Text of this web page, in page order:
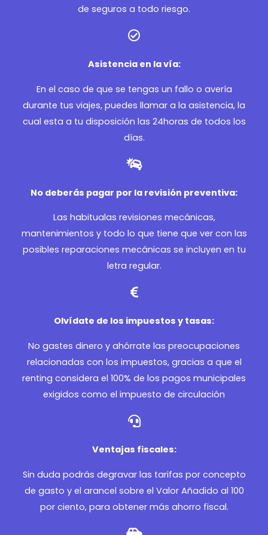
de seguros a todo riesgo.
Asistencia en la vía:
En el caso de que se tengas un fallo o avería
durante tus viajes, puedes llamar a la asistencia, la
cual esta a tu disposición las 24horas de todos los
días.
No deberás pagar por la revisión preventiva:
Las habitualas revisiones mecánicas,
mantenimientos y todo lo que tiene que ver con las
posibles reparaciones mecánicas se incluyen en tu
letra regular.
Olvídate de los impuestos y tasas:
No gastes dinero y ahórrate las preocupaciones
relacionadas con los impuestos, gracias a que el
renting considera el 100% de los pagos municipales
exigidos como el impuesto de circulación
Ventajas fiscales:
Sin duda podrás degravar las tarifas por concepto
de gasto y el arancel sobre el Valor Añadido al 100
por ciento, para obtener más ahorro fiscal.